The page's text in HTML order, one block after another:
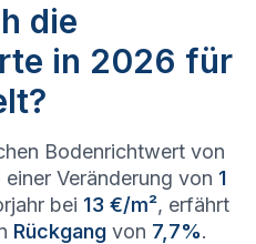
die
in 2026 für
Bodenrichtwert von
Veränderung von 1
bei 13 €/m², erfährt
Rückgang von 7,7%.